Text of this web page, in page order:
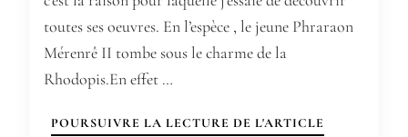
toutes ses oeuvres. En l’espèce , le jeune Phraraon
Mérenrê II tombe sous le charme de la
Rhodopis.En effet …
POURSUIVRE LA LECTURE DE L'ARTICLE